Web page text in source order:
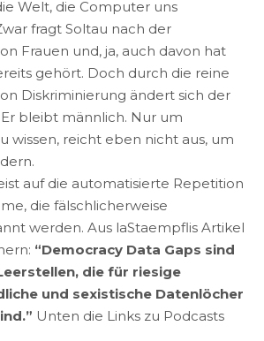
Welt, die Computer uns
fragt Soltau nach der
Frauen und, ja, auch davon hat
gehört. Doch durch die reine
Diskriminierung ändert sich der
bleibt männlich. Nur um
wissen, reicht eben nicht aus, um
auf die automatisierte Repetition
die fälschlicherweise
werden. Aus laStaempflis Artikel
“Democracy Data Gaps sind
die für riesige
und sexistische Datenlöcher
Unten die Links zu Podcasts